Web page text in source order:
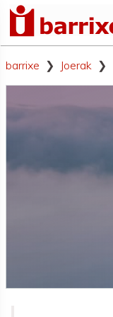
barrixe Joerak